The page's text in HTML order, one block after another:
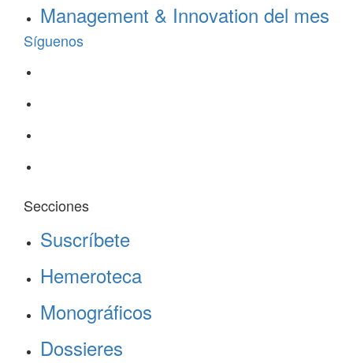
Management & Innovation del mes
Síguenos
Secciones
Suscríbete
Hemeroteca
Monográficos
Dossieres